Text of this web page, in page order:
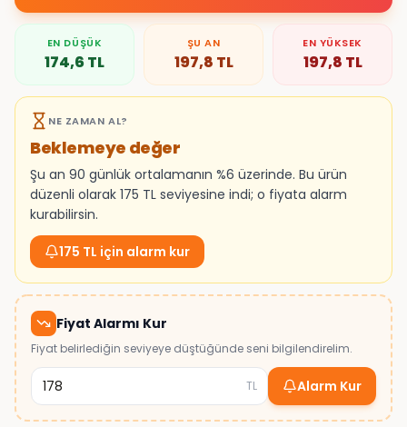
EN DÜŞÜK
174,6TL
ŞU AN
197,8 TL
EN YÜKSEK
197,8 TL
NE ZAMAN AL?
Beklemeye değer
Şu an 90 günlük ortalamanın %6 üzerinde. Bu ürün
düzenli olarak 175 TL seviyesine indi; o fiyata alarm
kurabilirsin.
175 TL için alarm kur
Fiyat Alarmı Kur
Fiyat belirlediğin seviyeye düştüğünde seni bilgilendirelim.
TL Alarm Kur